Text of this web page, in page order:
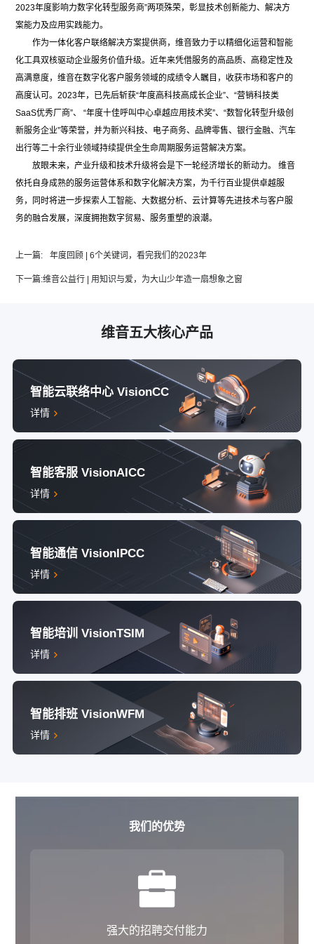
2023年度影响力数字化转型服务商”两项殊荣，彰显技术创新能力、解决方
案能力及应用实践能力。
作为一体化客户联络解决方案提供商，维音致力于以精细化运营和智能
化工具双核驱动企业服务价值升级。近年来凭借服务的高品质、高稳定性及
高满意度，维音在数字化客户服务领域的成绩令人瞩目，收获市场和客户的
高度认可。2023年，已先后斩获“年度高科技高成长企业”、“营销科技类
SaaS优秀厂商”、 “年度十佳呼叫中心卓越应用技术奖”、“数智化转型升级创
新服务企业”等荣誉，并为新兴科技、电子商务、品牌零售、银行金融、汽车
出行等二十余行业领域持续提供全生命周期服务运营解决方案。
放眼未来，产业升级和技术升级将会是下一轮经济增长的新动力。 维音
依托自身成熟的服务运营体系和数字化解决方案，为千行百业提供卓越服
务，同时将进一步探索人工智能、大数据分析、云计算等先进技术与客户服
务的融合发展，深度拥抱数字贸易、服务重塑的浪潮。
上一篇: 年度回顾 | 6个关键词，看完我们的2023年
下一篇:维音公益行 | 用知识与爱，为大山少年造一扇想象之窗
维音五大核心产品
智能云联络中心 VisionCC
详情
智能客服 VisionAICC
详情
智能通信 VisionIPCC
详情
智能培训 VisionTSIM
详情
智能排班 VisionWFM
详情
我们的优势
强大的招聘交付能力